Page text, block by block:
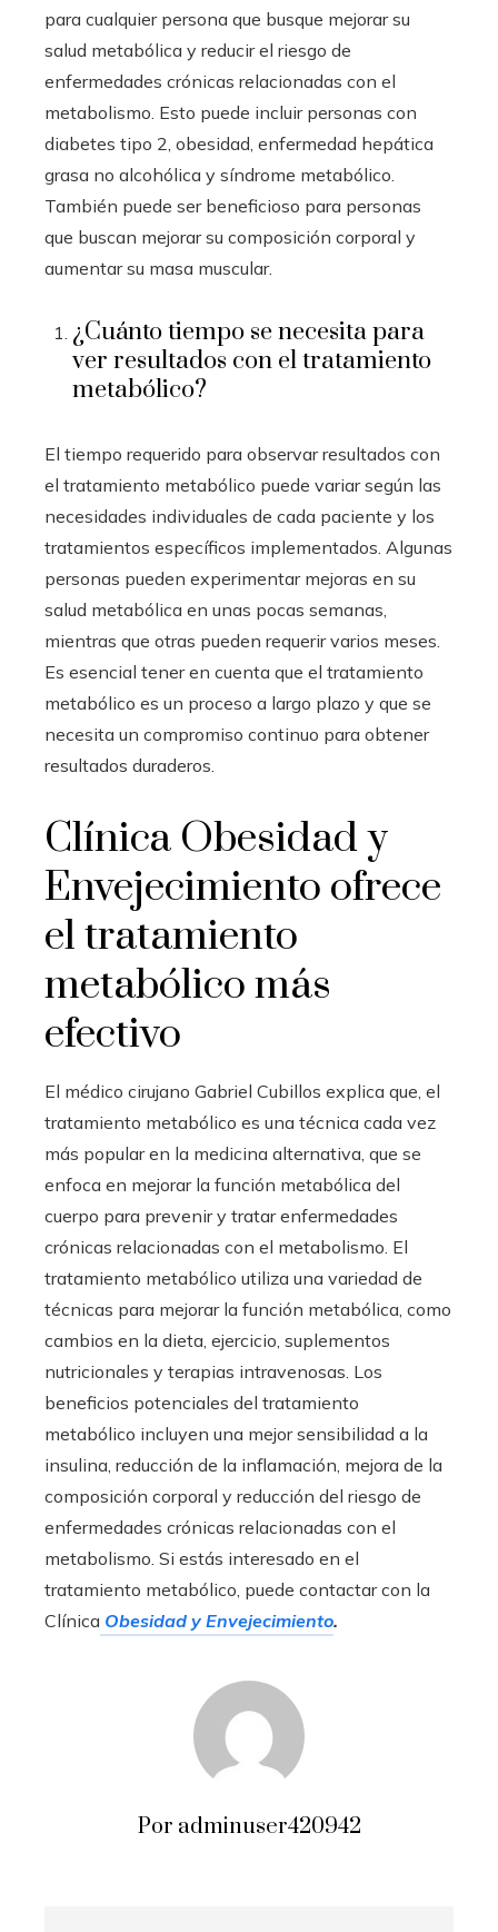
para cualquier persona que busque mejorar su
salud metabólica y reducir el riesgo de
enfermedades crónicas relacionadas con el
metabolismo. Esto puede incluir personas con
diabetes tipo 2, obesidad, enfermedad hepática
grasa no alcohólica y síndrome metabólico.
También puede ser beneficioso para personas
que buscan mejorar su composición corporal y
aumentar su masa muscular.
¿Cuánto tiempo se necesita para
ver resultados con el tratamiento
metabólico?
El tiempo requerido para observar resultados con
el tratamiento metabólico puede variar según las
necesidades individuales de cada paciente y los
tratamientos específicos implementados. Algunas
personas pueden experimentar mejoras en su
salud metabólica en unas pocas semanas,
mientras que otras pueden requerir varios meses.
Es esencial tener en cuenta que el tratamiento
metabólico es un proceso a largo plazo y que se
necesita un compromiso continuo para obtener
resultados duraderos.
Clínica Obesidad y
Envejecimiento ofrece
el tratamiento
metabólico más
efectivo
El médico cirujano Gabriel Cubillos explica que, el
tratamiento metabólico es una técnica cada vez
más popular en la medicina alternativa, que se
enfoca en mejorar la función metabólica del
cuerpo para prevenir y tratar enfermedades
crónicas relacionadas con el metabolismo. El
tratamiento metabólico utiliza una variedad de
técnicas para mejorar la función metabólica, como
cambios en la dieta, ejercicio, suplementos
nutricionales y terapias intravenosas. Los
beneficios potenciales del tratamiento
metabólico incluyen una mejor sensibilidad a la
insulina, reducción de la inflamación, mejora de la
composición corporal y reducción del riesgo de
enfermedades crónicas relacionadas con el
metabolismo. Si estás interesado en el
tratamiento metabólico, puede contactar con la
Clínica Obesidad y Envejecimiento.
Por adminuser420942